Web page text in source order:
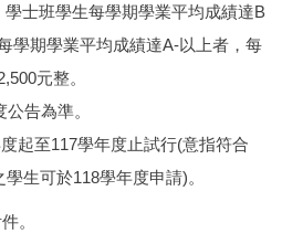
士班學生每學期學業平均成績達B
學期學業平均成績達A-以上者，每
元整。
告為準。
起至117學年度止試行(意指符合
生可於118學年度申請)。
。